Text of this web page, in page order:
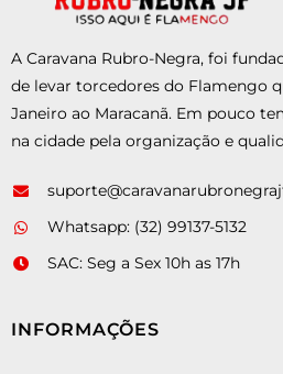
A Caravana Rubro-Negra, foi
de levar torcedores do Flamengo
Janeiro ao Maracanã. Em pouco
na cidade pela organização e
Whatsapp: (32) 99137-5132
SAC: Seg a Sex 10h as 17h
INFORMAÇÕES